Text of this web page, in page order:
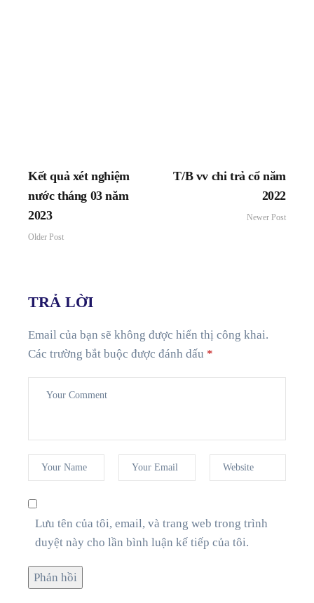
Kết quả xét nghiệm
nước tháng 03 năm
2023
Older Post
T/B vv chi trả cổ năm
2022
Newer Post
TRẢ LỜI
Email của bạn sẽ không được hiển thị công khai.
Các trường bắt buộc được đánh dấu *
Lưu tên của tôi, email, và trang web trong trình
duyệt này cho lần bình luận kế tiếp của tôi.